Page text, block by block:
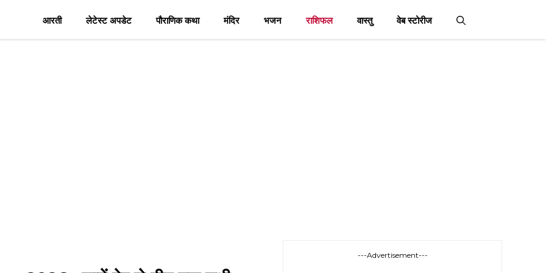
आरती लेटेस्ट अपडेट पौराणिक कथा मंदिर भजन राशिफल वास्तु वेब स्टोरीज
---Advertisement---